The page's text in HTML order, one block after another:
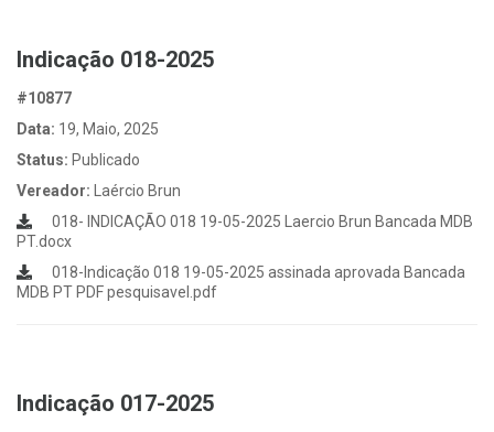
Indicação 018-2025
#10877
Data: 19, Maio, 2025
Status: Publicado
Vereador:
Laércio Brun
018- INDICAÇÃO 018 19-05-2025 Laercio Brun Bancada MDB
PT.docx
018-Indicação 018 19-05-2025 assinada aprovada Bancada
MDB PT PDF pesquisavel.pdf
Indicação 017-2025